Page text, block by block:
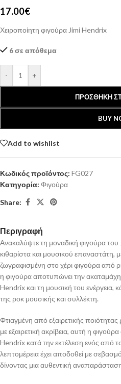
17.00€
Χειροποίητη φιγούρα Jimi Hendrix
6 σε απόθεμα
- +
ΠΡΟΣΘΉΚΗ
BUY
Add to wishlist
Κωδικός προϊόντος: FG027
Κατηγορία: Φιγούρα
Share:
Περιγραφή
Ανακαλύψτε τη μοναδική φιγούρα
κιθαρίστα και μουσικού επαναστάτη,
ζωγραφισμένη στο χέρι φιγούρα από
η φιγούρα αποτυπώνει την
Hendrix και τη μουσική του ενέργεια,
της ροκ μουσικής και συλλέκτη.
Φτιαγμένη από εξαιρετικής
με εξαιρετική ακρίβεια, αυτή η
Hendrix κατά την εκτέλεση ενός από
λεπτομέρεια έχει αποδοθεί με
δίνοντας μια αυθεντική